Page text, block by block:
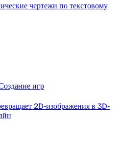
чертежи по текстовому
игр
2D-изображения в 3D-